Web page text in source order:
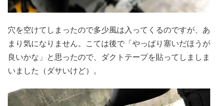
穴を空けてしまったので多少風は入ってくるのですが、あ
まり気になりません。こては後で「やっぱり塞いだほうが
良いかな」と思ったので、ダクトテープを貼ってしましま
いました（ダサいけど）。